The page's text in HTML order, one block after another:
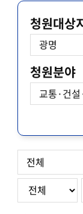
청원대상
청원분야